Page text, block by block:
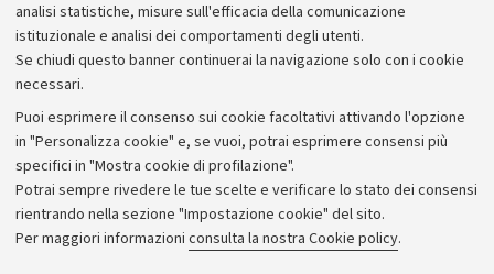
analisi statistiche, misure sull'efficacia della comunicazione
istituzionale e analisi dei comportamenti degli utenti.
Se chiudi questo banner continuerai la navigazione solo con i cookie
necessari.
Puoi esprimere il consenso sui cookie facoltativi attivando l'opzione
in "Personalizza cookie" e, se vuoi, potrai esprimere consensi più
specifici in "Mostra cookie di profilazione".
Potrai sempre rivedere le tue scelte e verificare lo stato dei consensi
rientrando nella sezione "Impostazione cookie" del sito.
Per maggiori informazioni consulta la nostra Cookie policy.
Archivio
Comunicati stampa
Redazione
Rassegna stampa